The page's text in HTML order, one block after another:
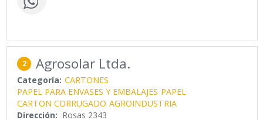
2 Agrosolar Ltda.
Categoría: CARTONES
PAPEL PARA ENVASES Y EMBALAJES PAPEL
CARTON CORRUGADO AGROINDUSTRIA
Dirección: Rosas 2343